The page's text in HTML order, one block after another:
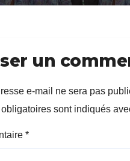
un
e-mail ne sera pas
sont indiqués
*